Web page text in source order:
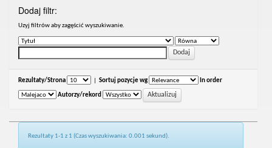
Dodaj filtr:
Uzyj filtrów aby zagęścić wyszukiwanie.
Rezultaty/Strona Sortuj pozycje wg In order
Autorzy/rekord
Rezultaty 1-1 z 1 (Czas wyszukiwania: 0.001 sekund).